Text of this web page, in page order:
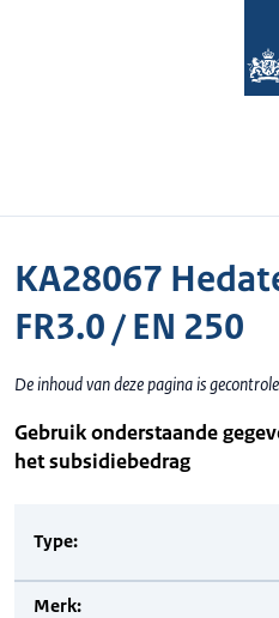
KA28067
FR3.0 / EN 250
De inhoud van deze pagina is
Gebruik onderstaande
het subsidiebedrag
Type:
Merk: